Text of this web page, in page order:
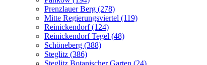
Prenzlauer Berg (278)
Mitte Regierungsviertel (119)
Reinickendorf (124)
Reinickendorf Tegel (48)
Schöneberg (388)
Steglitz (386)
Steglitz Botanischer Garten (24)